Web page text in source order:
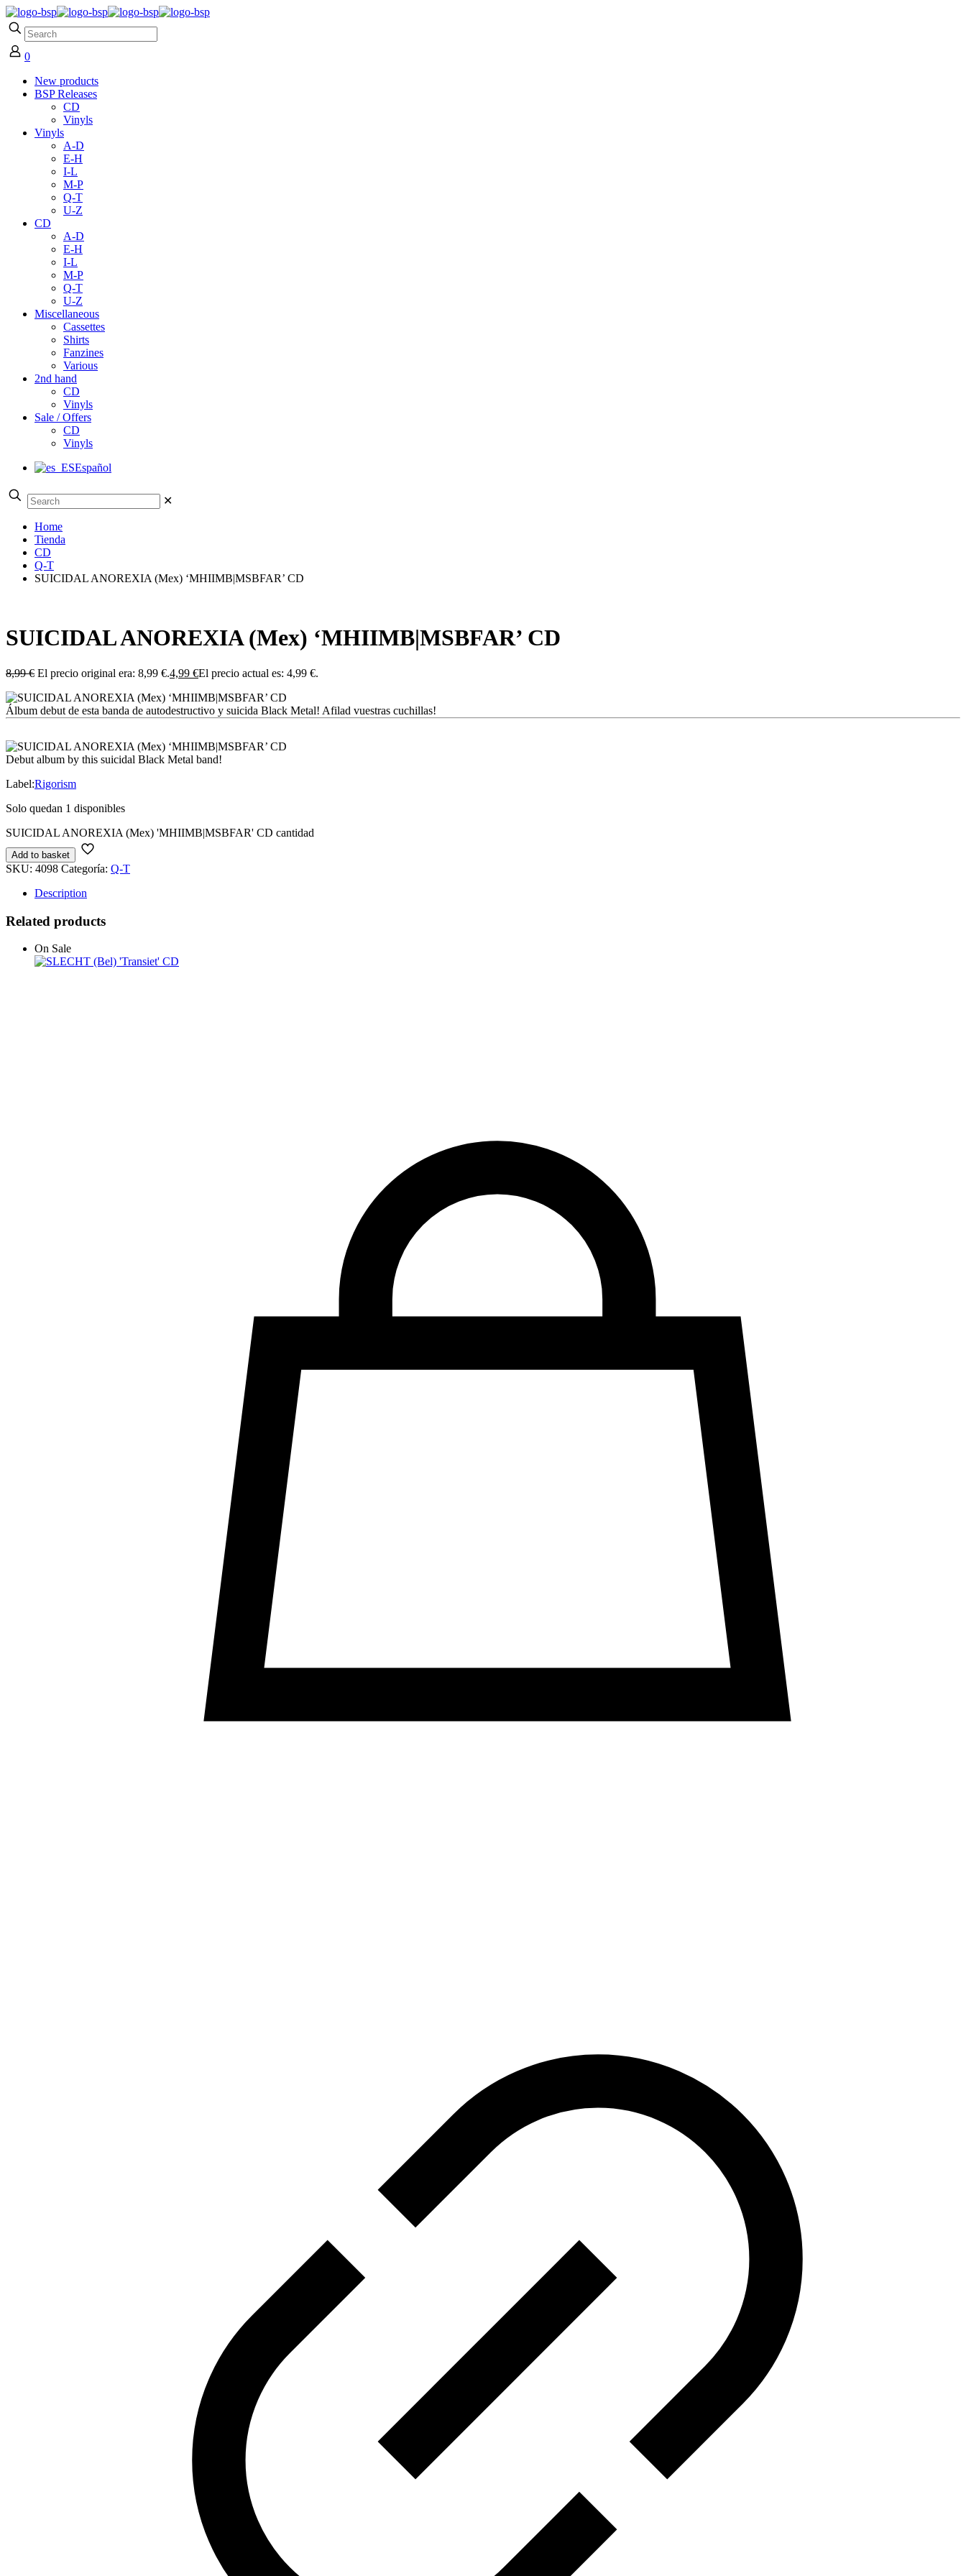
0
New products
BSP Releases
CD
Vinyls
Vinyls
A-D
E-H
I-L
M-P
Q-T
U-Z
CD
A-D
E-H
I-L
M-P
Q-T
U-Z
Miscellaneous
Cassettes
Shirts
Fanzines
Various
2nd hand
CD
Vinyls
Sale / Offers
CD
Vinyls
Español
✕
Home
Tienda
CD
Q-T
SUICIDAL ANOREXIA (Mex) ‘MHIIMB|MSBFAR’ CD
SUICIDAL ANOREXIA (Mex) ‘MHIIMB|MSBFAR’ CD
8,99€ El precio original era: 8,99 €.4,99 €El precio actual es: 4,99 €.
Álbum debut de esta banda de autodestructivo y suicida Black Metal! Afilad vuestras cuchillas!
Debut album by this suicidal Black Metal band!
Label:Rigorism
Solo quedan 1 disponibles
SUICIDAL ANOREXIA (Mex) 'MHIIMB|MSBFAR' CD cantidad
Add to basket
SKU: 4098 Categoría: Q-T
Description
Related products
On Sale